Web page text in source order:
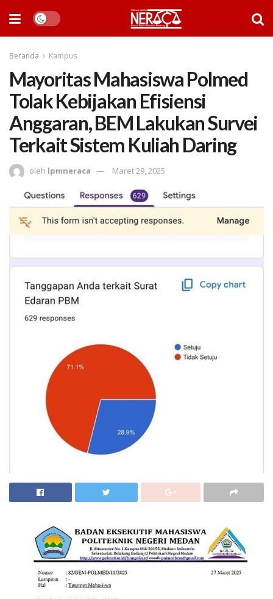
Beranda Kampus
Mayoritas Mahasiswa Polmed
Tolak Kebijakan Efisiensi
Anggaran, BEM Lakukan Survei
Terkait Sistem Kuliah Daring
oleh lpmneraca Maret 29, 2025